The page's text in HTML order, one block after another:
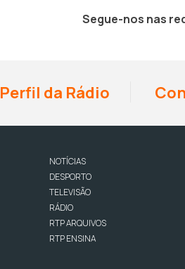
Segue-nos nas
Perfil da Rádio
NOTÍCIAS
DESPORTO
TELEVISÃO
RÁDIO
RTP ARQUIVOS
RTP ENSINA